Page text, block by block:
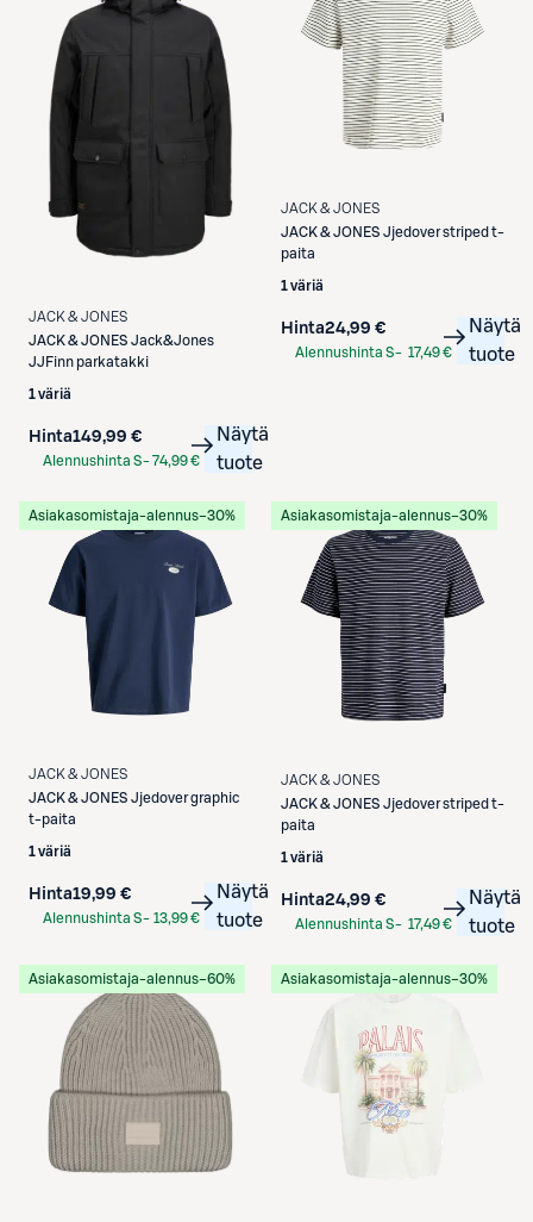
JACK & JONES
JACK & JONES Jack&Jones
JJFinn parkatakki
1 väriä
Hinta149,99 €
Alennushinta S-74,99 €
Näytä
tuote
JACK & JONES
JACK & JONES Jjedover striped t-
paita
1 väriä
Hinta24,99 €
Alennushinta S- 17,49 €
Näytä
tuote
Asiakasomistaja-alennus−30%
JACK & JONES
JACK & JONES Jjedover graphic
t-paita
1 väriä
Hinta19,99 €
Alennushinta S- 13,99 €
Näytä
tuote
Asiakasomistaja-alennus−30%
JACK & JONES
JACK & JONES Jjedover striped t-
paita
1 väriä
Hinta24,99 €
Alennushinta S- 17,49 €
Näytä
tuote
Asiakasomistaja-alennus−60% Asiakasomistaja-alennus−30%